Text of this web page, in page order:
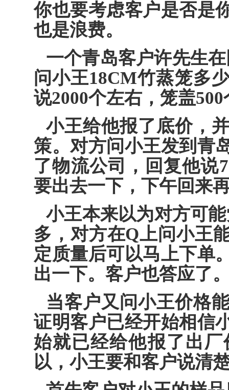
你也要考虑客户是否是
也是浪费。
一个青岛客户许先生
问小王18CM竹蒸笼多
说2000个左右，笼盖500
小王给他报了底价，
策。对方问小王发到青
了物流公司，回复他说
要出去一下，下午回来
小王本来以为对方可
多，对方在Q上问小王
定质量后可以马上下单
出一下。客户也答应了
当客户又问小王价格
证明客户已经开始相信
始就已经给他报了出
以，小王要和客户说清